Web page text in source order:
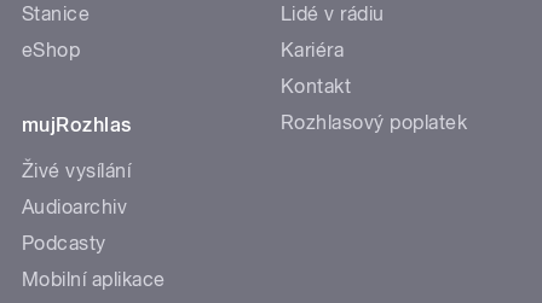
Stanice
eShop
mujRozhlas
Živé vysílání
Audioarchiv
Podcasty
Mobilní aplikace
Lidé v rádiu
Kariéra
Kontakt
Rozhlasový poplatek